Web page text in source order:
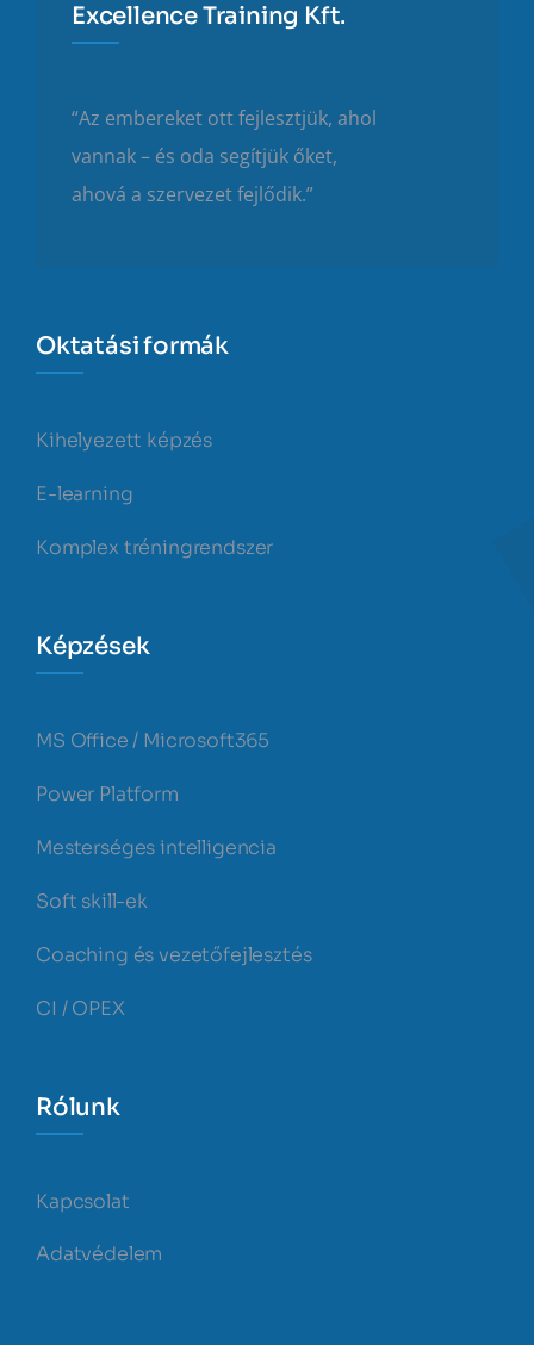
Excellence Training Kft.
“Az embereket ott fejlesztjük, ahol
vannak – és oda segítjük őket,
ahová a szervezet fejlődik.”
Oktatási formák
Kihelyezett képzés
E-learning
Komplex tréningrendszer
Képzések
MS Office / Microsoft365
Power Platform
Mesterséges intelligencia
Soft skill-ek
Coaching és vezetőfejlesztés
CI / OPEX
Rólunk
Kapcsolat
Adatvédelem